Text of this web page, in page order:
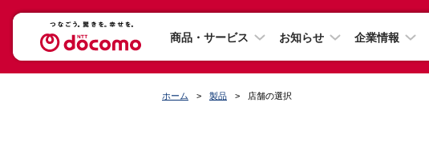
商品・サービス お知らせ 企業情報
ホーム 製品 店舗の選択